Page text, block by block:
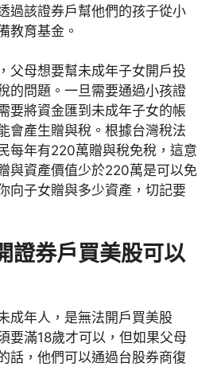
過該證券戶幫他們的孩子從小
教育基金。
父母想要幫未成年子女開戶投
的問題。一旦需要通過小孩證
要將資金匯到未成年子女的帳
會產生贈與稅。根據台灣稅法
每年有220萬贈與稅免稅，這意
與資產價值少於220萬是可以免
向子女贈與多少資產，切記要
證券戶買美股可以
成年人，是無法開戶買美股
要滿18歲才可以，但如果父母
話，他們可以通過台股券商復